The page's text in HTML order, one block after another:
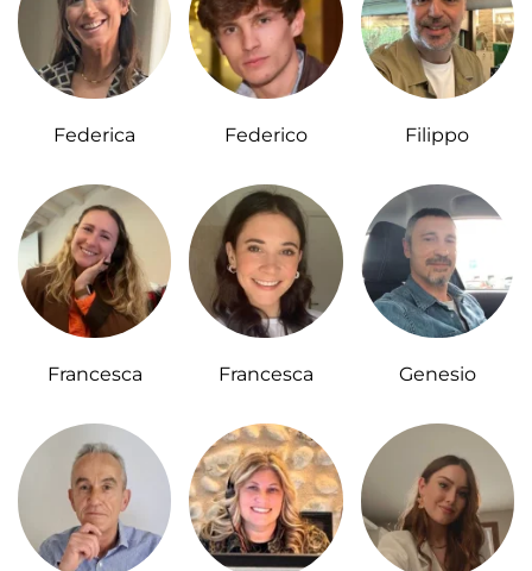
Federica Federico Filippo
Francesca Francesca Genesio